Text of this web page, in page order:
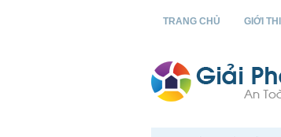
TRANG CHỦ GIỚI